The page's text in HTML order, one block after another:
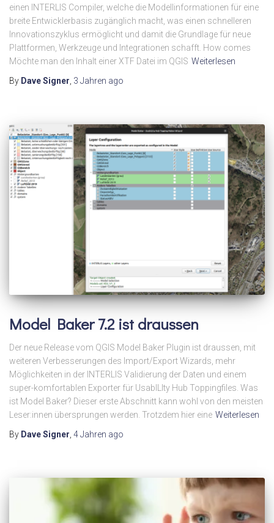
einen INTERLIS Compiler, welche die Modellinformationen für eine
breite Entwicklerbasis zugänglich macht, was einen schnelleren
Innovationszyklus ermöglicht und damit die Grundlage für neue
Plattformen, Werkzeuge und Integrationen schafft. How comes
Möchte man den Inhalt einer XTF Datei im QGIS Weiterlesen
By Dave Signer 3 Jahren ago
Model Baker 7.2 ist draussen
Der neue Release vom QGIS Model Baker Plugin ist draussen, mit
weiteren Verbesserungen des Import/Export Wizards, mehr
Möglichkeiten in der INTERLIS Validierung der Daten und einem
super-komfortablen Exporter für UsabILIty Hub Toppingfiles. Was
ist Model Baker? Dieser erste Abschnitt kann wohl von den meisten
Leser:innen übersprungen werden. Trotzdem hier eine Weiterlesen
By Dave Signer 4 Jahren ago